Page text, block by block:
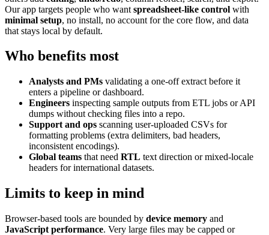
Our app targets people who want spreadsheet-like control with
minimal setup, no install, no account for the core flow, and data
that stays local by default.
Who benefits most
Analysts and PMs validating a one-off extract before it
enters a pipeline or dashboard.
Engineers inspecting sample outputs from ETL jobs or API
dumps without checking files into a repo.
Support and ops scanning user-uploaded CSVs for
formatting problems (extra delimiters, bad headers,
inconsistent encodings).
Global teams that need RTL text direction or mixed-locale
headers for international datasets.
Limits to keep in mind
Browser-based tools are bounded by device memory and
JavaScript performance. Very large files may be capped or